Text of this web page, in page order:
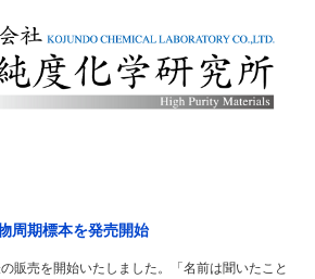
周期標本を発売開始
販売を開始いたしました。「名前は聞いたこと